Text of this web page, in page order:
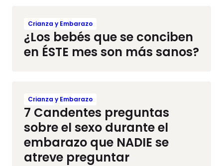
Crianza y Embarazo
¿Los bebés que se conciben
en ÉSTE mes son más sanos?
Crianza y Embarazo
7 Candentes preguntas
sobre el sexo durante el
embarazo que NADIE se
atreve preguntar